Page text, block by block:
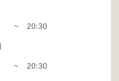
~ 20:30
~ 20:30